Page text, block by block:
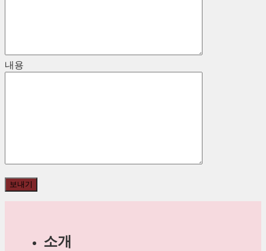
내용
소개